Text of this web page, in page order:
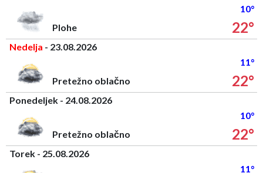
10°
Plohe
22°
Nedelja - 23.08.2026
11°
Pretežno oblačno
22°
Ponedeljek - 24.08.2026
10°
Pretežno oblačno
22°
Torek - 25.08.2026
11°